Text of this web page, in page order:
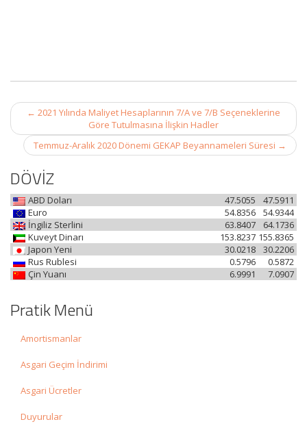
Post
navigation
← 2021 Yılında Maliyet Hesaplarının 7/A ve 7/B Seçeneklerine
Göre Tutulmasına İlişkin Hadler
Temmuz-Aralık 2020 Dönemi GEKAP Beyannameleri Süresi →
DÖVİZ
ABD Doları 47.5911
47.5055
Euro
54.9344
54.8356
İngiliz Sterlini
64.1736
63.8407
Kuveyt Dinarı
155.8365
153.8237
Japon Yeni
30.2206
30.0218
Rus Rublesi
0.5872
0.5796
Çin Yuanı
7.0907
6.9991
Pratik Menü
Amortismanlar
Asgari Geçim İndirimi
Asgari Ücretler
Duyurular